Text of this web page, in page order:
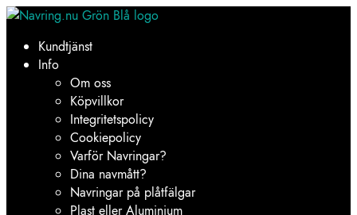
Hoppa
navigering
Hoppa
innehållKundtjänst
Info
Om oss
Köpvillkor
Integritetspolicy
Cookiepolicy
Varför Navringar?
Dina navmått?
Navringar på plåtfälgar
Plast eller Aluminium